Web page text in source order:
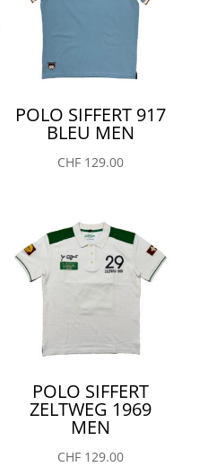
POLO SIFFERT 917
BLEU MEN
CHF 129.00
POLO SIFFERT
ZELTWEG 1969
MEN
CHF 129.00